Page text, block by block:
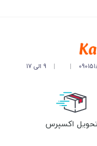
|
| 9 الی 17
تحویل اکسپرس